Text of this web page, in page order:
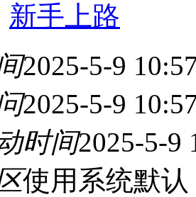
新手上路
2025-5-9
2025-5-9
时间2025-5-9
使用系统默认